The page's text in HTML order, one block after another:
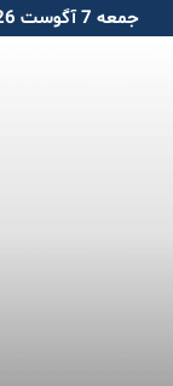
جمعه 7 آگوست 2026